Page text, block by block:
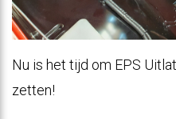
Nu is het tijd om EPS
zetten!